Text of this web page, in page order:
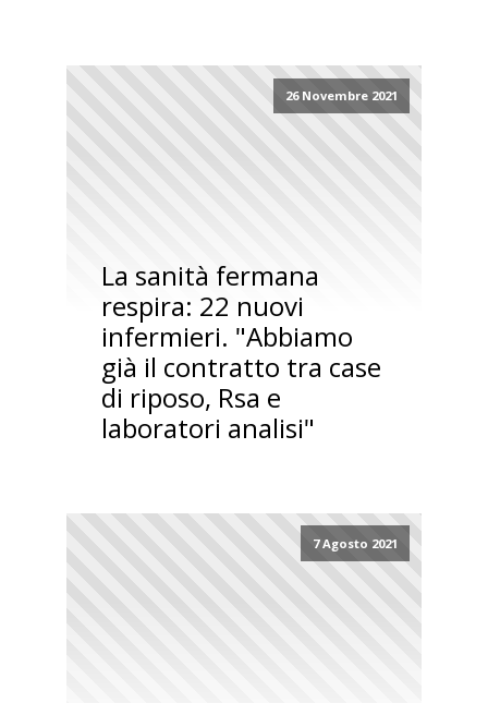
26 Novembre 2021
La sanità fermana
respira: 22 nuovi
infermieri. "Abbiamo
già il contratto tra case
di riposo, Rsa e
laboratori analisi"
7 Agosto 2021